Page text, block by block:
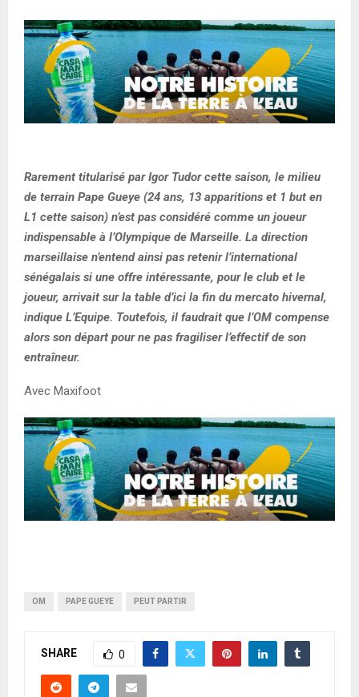
Rarement titularisé par Igor Tudor cette saison, le milieu
de terrain Pape Gueye (24 ans, 13 apparitions et 1 but en
L1 cette saison) n’est pas considéré comme un joueur
indispensable à l’Olympique de Marseille. La direction
marseillaise n’entend ainsi pas retenir l’international
sénégalais si une offre intéressante, pour le club et le
joueur, arrivait sur la table d’ici la fin du mercato hivernal,
indique L’Equipe. Toutefois, il faudrait que l’OM compense
alors son départ pour ne pas fragiliser l’effectif de son
entraîneur.
Avec Maxifoot
OM PAPE GUEYE PEUT PARTIR
SHARE 0